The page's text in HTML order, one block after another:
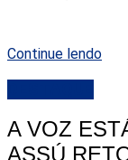
Continue lendo
A VOZ
ASSÚ